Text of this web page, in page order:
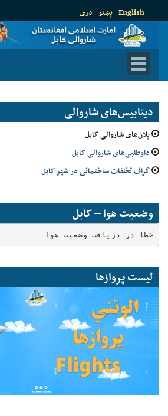
دری پښتو English
دیتابیس‌های شاروالی
پلان‌های شاروالی کابل
داوطلبی‌های شاروالی کابل
گراف تخلفات ساختمانی در شهر کابل
وضعیت هوا – کابل
خطا در دریافت وضعیت هوا
لیست پروازها